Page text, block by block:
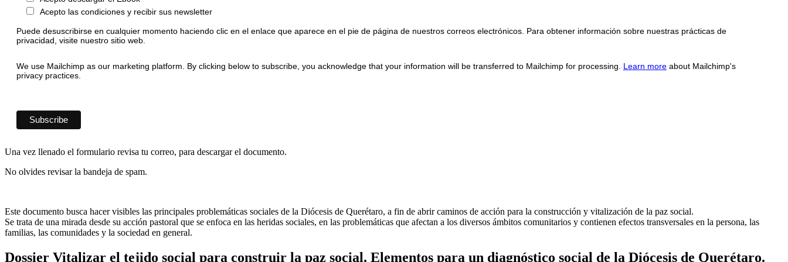
Acepto las condiciones y recibir sus newsletter
Puede desuscribirse en cualquier momento haciendo clic en el enlace que aparece en el pie de página de nuestros correos electrónicos. Para obtener información sobre nuestras prácticas de
privacidad, visite nuestro sitio web.
We use Mailchimp as our marketing platform. By clicking below to subscribe, you acknowledge that your information will be transferred to Mailchimp for processing. Learn more about Mailchimp's
privacy practices.
Una vez llenado el formulario revisa tu correo, para descargar el documento.
No olvides revisar la bandeja de spam.
Este documento busca hacer visibles las principales problemáticas sociales de la Diócesis de Querétaro, a fin de abrir caminos de acción para la construcción y vitalización de la paz social.
Se trata de una mirada desde su acción pastoral que se enfoca en las heridas sociales, en las problemáticas que afectan a los diversos ámbitos comunitarios y contienen efectos transversales en la persona, las
familias, las comunidades y la sociedad en general.
Dossier Vitalizar el tejido social para construir la paz social. Elementos para un diagnóstico social de la Diócesis de Querétaro.